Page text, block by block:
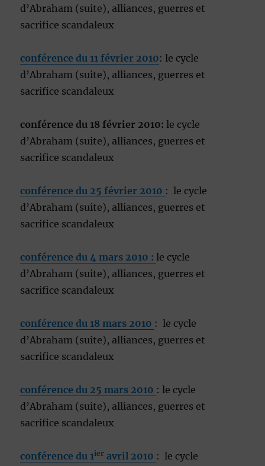
d’Abraham (suite), alliances, guerres et
sacrifice scandaleux
conférence du 11 février 2010: le cycle
d’Abraham (suite), alliances, guerres et
sacrifice scandaleux
conférence du 18 février 2010: le cycle
d’Abraham (suite), alliances, guerres et
sacrifice scandaleux
conférence du 25 février 2010 : le cycle
d’Abraham (suite), alliances, guerres et
sacrifice scandaleux
conférence du 4 mars 2010 : le cycle
d’Abraham (suite), alliances, guerres et
sacrifice scandaleux
conférence du 18 mars 2010 : le cycle
d’Abraham (suite), alliances, guerres et
sacrifice scandaleux
conférence du 25 mars 2010 : le cycle
d’Abraham (suite), alliances, guerres et
sacrifice scandaleux
conférence du 1ier avril 2010 : le cycle